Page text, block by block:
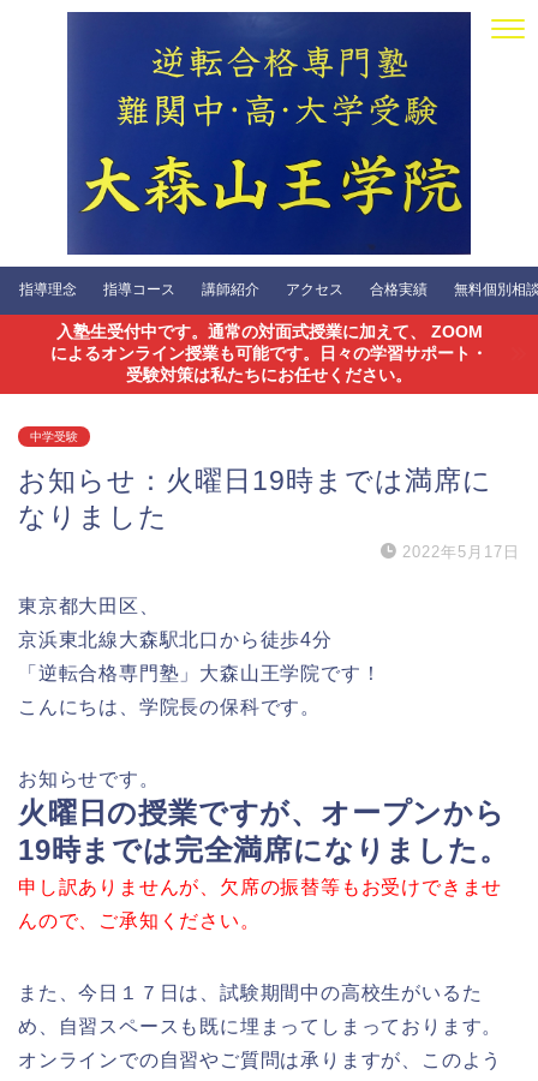
指導理念 指導コース 講師紹介 アクセス 合格実績 無料個別相
入塾生受付中です。通常の対面式授業に加えて、 ZOOM
によるオンライン授業も可能です。日々の学習サポート・
受験対策は私たちにお任せください。
中学受験
お知らせ：火曜日19時までは満席に
なりました
2022年5月17日
東京都大田区、
京浜東北線大森駅北口から徒歩4分
「逆転合格専門塾」大森山王学院です！
こんにちは、学院長の保科です。
お知らせです。
火曜日の授業ですが、オープンから
19時までは完全満席になりました。
申し訳ありませんが、欠席の振替等もお受けできませ
んので、ご承知ください。
また、今日１７日は、試験期間中の高校生がいるた
め、自習スペースも既に埋まってしまっております。
オンラインでの自習やご質問は承りますが、このよう